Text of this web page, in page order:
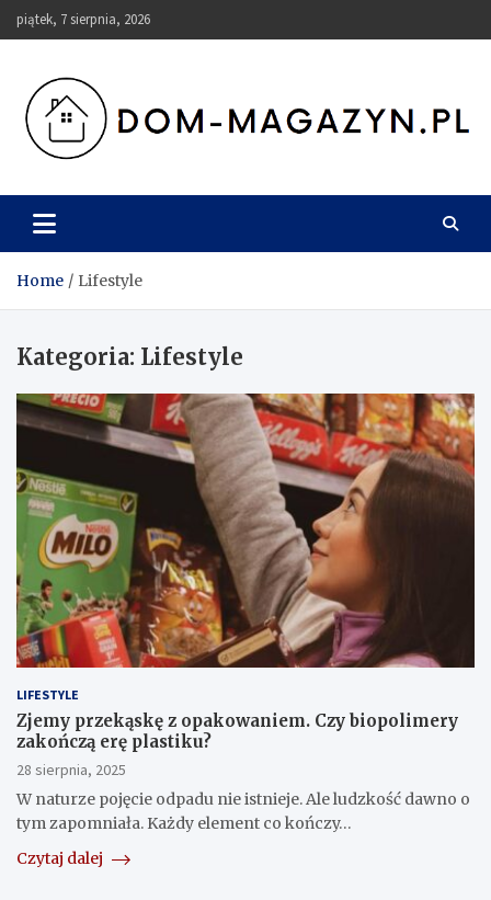
Skip
to
piątek, 7 sierpnia, 2026
Dom-Magazyn.pl
Home Lifestyle
Kategoria: Lifestyle
LIFESTYLE
Zjemy przekąskę z opakowaniem. Czy biopolimery
zakończą erę plastiku?
28 sierpnia, 2025
W naturze pojęcie odpadu nie istnieje. Ale ludzkość dawno o
tym zapomniała. Każdy element co kończy…
Czytaj dalej